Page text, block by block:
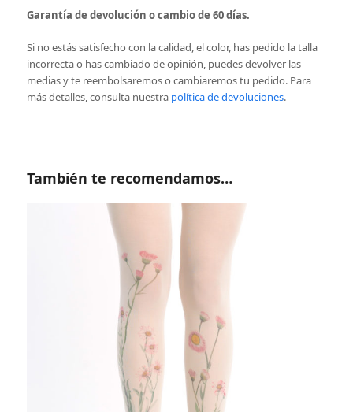
Garantía de devolución o cambio de 60 días.
Si no estás satisfecho con la calidad, el color, has pedido la talla
incorrecta o has cambiado de opinión, puedes devolver las
medias y te reembolsaremos o cambiaremos tu pedido. Para
más detalles, consulta nuestra política de devoluciones.
También te recomendamos…